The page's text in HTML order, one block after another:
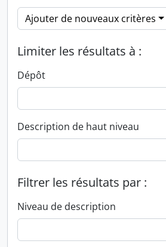
Ajouter de nouveaux critères
Limiter les résultats à :
Dépôt
Description de haut niveau
Filtrer les résultats par :
Niveau de description